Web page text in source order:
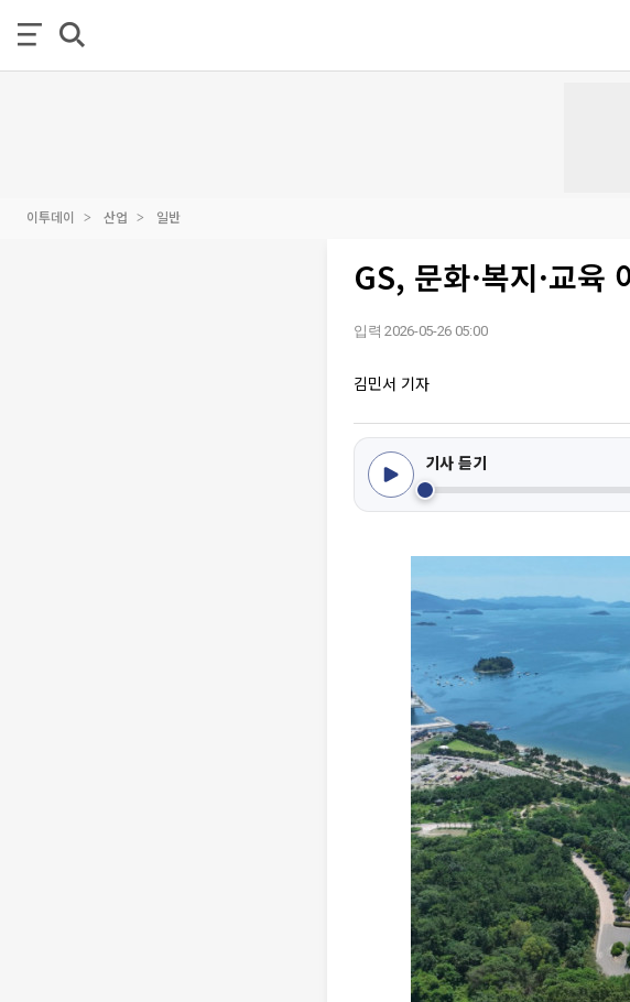
이투데이 산업 일반
GS, 문화·복지·교육
입력 2026-05-26 05:00
김민서 기자
기사 듣기